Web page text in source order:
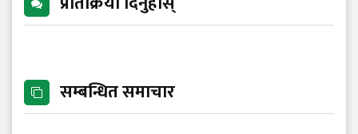
सम्बन्धित समाचार